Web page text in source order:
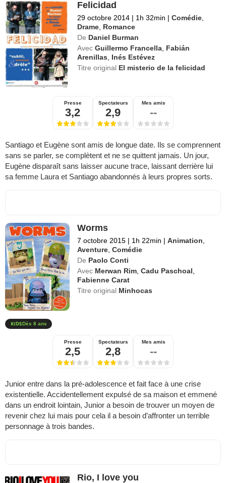
Felicidad
29 octobre 2014 | 1h 32min | Comédie
Drame Romance
De Daniel Burman
Avec Guillermo Francella Fabián
Arenillas
Inés Estévez
Titre original El misterio de la felicidad
Presse
3,2
Spectateurs
2,9
Mes amis
--
Santiago et Eugène sont amis de longue date. Ils se comprennent
sans se parler, se complètent et ne se quittent jamais. Un jour,
Eugène disparaît sans laisser aucune trace, laissant derrière lui
sa femme Laura et Santiago abandonnés à leurs propres sorts.
Worms
7 octobre 2015 | 1h 22min | Animation
Aventure ,Comédie
De Paolo Conti
Avec Merwan Rim ,Cadu Paschoal
Fabienne Carat
Titre original Minhocas
Dès 8 ans
Presse
2,5
Spectateurs
2,8
Mes amis
--
Junior entre dans la pré-adolescence et fait face à une crise
existentielle. Accidentellement expulsé de sa maison et emmené
dans un endroit lointain, Junior a besoin de trouver un moyen de
revenir chez lui mais pour cela il a besoin d’affronter un terrible
personnage à trois bandes.
Rio, I love you